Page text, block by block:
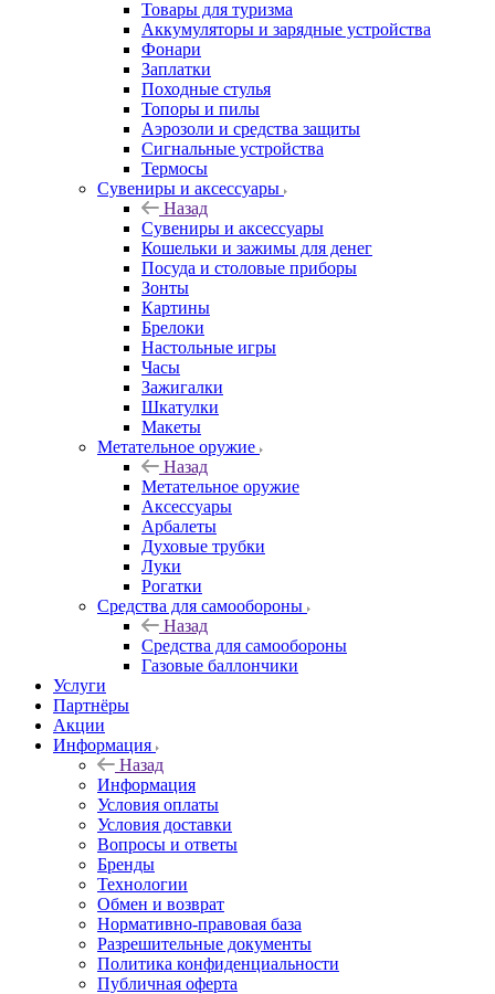
Товары для туризма
Аккумуляторы и зарядные устройства
Фонари
Заплатки
Походные стулья
Топоры и пилы
Аэрозоли и средства защиты
Сигнальные устройства
Термосы
Сувениры и аксессуары
Назад
Сувениры и аксессуары
Кошельки и зажимы для денег
Посуда и столовые приборы
Зонты
Картины
Брелоки
Настольные игры
Часы
Зажигалки
Шкатулки
Макеты
Метательное оружие
Назад
Метательное оружие
Аксессуары
Арбалеты
Духовые трубки
Луки
Рогатки
Средства для самообороны
Назад
Средства для самообороны
Газовые баллончики
Услуги
Партнёры
Акции
Информация
Назад
Информация
Условия оплаты
Условия доставки
Вопросы и ответы
Бренды
Технологии
Обмен и возврат
Нормативно-правовая база
Разрешительные документы
Политика конфиденциальности
Публичная оферта